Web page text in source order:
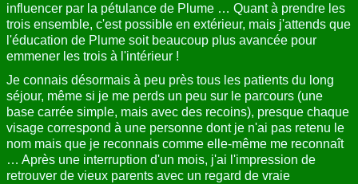
influencer par la pétulance de Plume … Quant à prendre les
trois ensemble, c'est possible en extérieur, mais j'attends que
l'éducation de Plume soit beaucoup plus avancée pour
emmener les trois à l'intérieur !
Je connais désormais à peu près tous les patients du long
séjour, même si je me perds un peu sur le parcours (une
base carrée simple, mais avec des recoins), presque chaque
visage correspond à une personne dont je n'ai pas retenu le
nom mais que je reconnais comme elle-même me reconnaît
… Après une interruption d'un mois, j'ai l'impression de
retrouver de vieux parents avec un regard de vraie